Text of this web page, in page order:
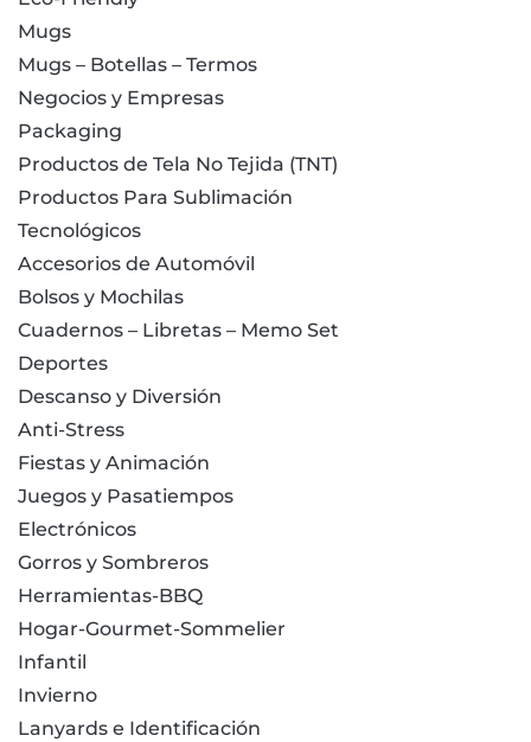
Mugs
Mugs – Botellas – Termos
Negocios y Empresas
Packaging
Productos de Tela No Tejida (TNT)
Productos Para Sublimación
Tecnológicos
Accesorios de Automóvil
Bolsos y Mochilas
Cuadernos – Libretas – Memo Set
Deportes
Descanso y Diversión
Anti-Stress
Fiestas y Animación
Juegos y Pasatiempos
Electrónicos
Gorros y Sombreros
Herramientas-BBQ
Hogar-Gourmet-Sommelier
Infantil
Invierno
Lanyards e Identificación